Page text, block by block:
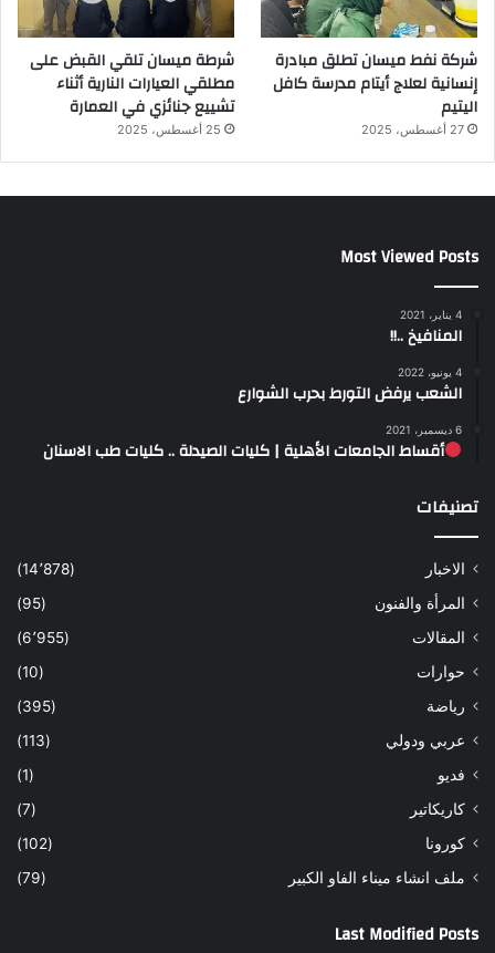
شركة نفط ميسان تطلق مبادرة
إنسانية لعلاج أيتام مدرسة كافل
اليتيم
27 أغسطس، 2025
شرطة ميسان تلقي القبض على
مطلقي العيارات النارية أثناء
تشييع جنائزي في العمارة
25 أغسطس، 2025
Most Viewed Posts
4 يناير، 2021
المنافيخ ..!!
4 يونيو، 2022
الشعب يرفض التورط بحرب الشوارع
6 ديسمبر، 2021
أقساط الجامعات الأهلية | كليات الصيدلة .. كليات طب الاسنان
تصنيفات
الاخبار
(14٬878)
المرأة والفنون
(95)
المقالات
(6٬955)
حوارات
(10)
رياضة
(395)
عربي ودولي
(113)
فديو
(1)
كاريكاتير
(7)
كورونا
(102)
ملف انشاء ميناء الفاو الكبير
(79)
Last Modified Posts